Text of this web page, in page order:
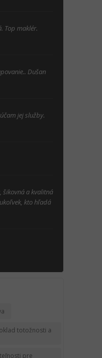
Top maklér.
Dušan
jej služby.
šikovná a kvalitná
kto hľadá
totožnosti a
pre